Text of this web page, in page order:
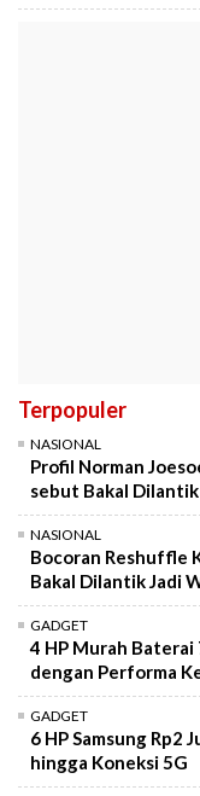
Terpopuler
NASIONAL
Profil Norman
sebut Bakal Dilantik
NASIONAL
Bocoran Reshuffle
Bakal Dilantik Jadi
GADGET
4 HP Murah Baterai
dengan Performa
GADGET
6 HP Samsung Rp2
hingga Koneksi 5G